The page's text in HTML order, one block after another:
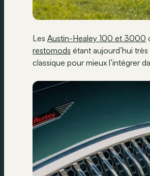
Les Austin-Healey 100 et 3000
restomods étant aujourd’hui
classique pour mieux l’intégrer